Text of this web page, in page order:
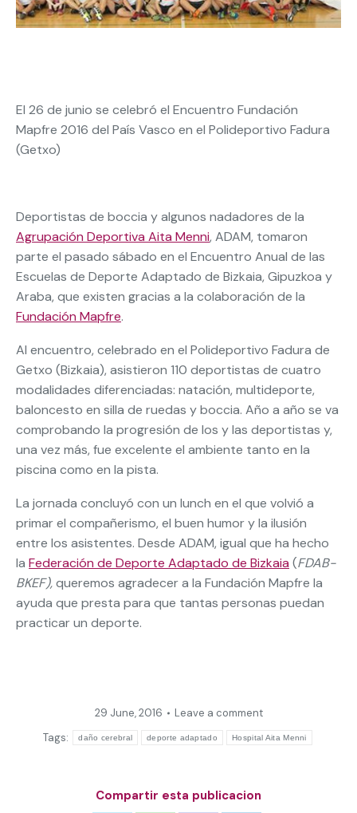
El 26 de junio se celebró el Encuentro Fundación
Mapfre 2016 del País Vasco en el Polideportivo Fadura
(Getxo)
Deportistas de boccia y algunos nadadores de la
Agrupación Deportiva Aita Menni, ADAM, tomaron
parte el pasado sábado en el Encuentro Anual de las
Escuelas de Deporte Adaptado de Bizkaia, Gipuzkoa y
Araba, que existen gracias a la colaboración de la
Fundación Mapfre.
Al encuentro, celebrado en el Polideportivo Fadura de
Getxo (Bizkaia), asistieron 110 deportistas de cuatro
modalidades diferenciadas: natación, multideporte,
baloncesto en silla de ruedas y boccia. Año a año se va
comprobando la progresión de los y las deportistas y,
una vez más, fue excelente el ambiente tanto en la
piscina como en la pista.
La jornada concluyó con un lunch en el que volvió a
primar el compañerismo, el buen humor y la ilusión
entre los asistentes. Desde ADAM, igual que ha hecho
la Federación de Deporte Adaptado de Bizkaia (FDAB-
BKEF),queremos agradecer a la Fundación Mapfre la
ayuda que presta para que tantas personas puedan
practicar un deporte.
29 June, 2016
Leave a comment
Tags:
daño cerebral deporte adaptado Hospital Aita Menni
Compartir esta publicacion